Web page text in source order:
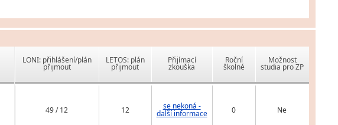
LONI: přihlášení/plán
přijmout
LETOS: plán
přijmout
Přijímací
zkouška
Roční
školné
Možnost
studia pro ZP
49 / 12 12 se nekoná -
další informace 0 Ne